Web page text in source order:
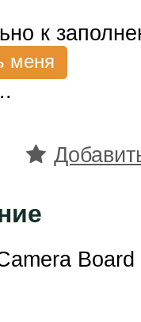
к
Board